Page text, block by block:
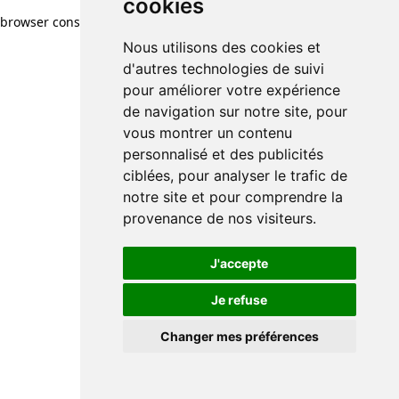
cookies
Nous utilisons des cookies et
d'autres technologies de suivi
pour améliorer votre expérience
de navigation sur notre site, pour
vous montrer un contenu
personnalisé et des publicités
ciblées, pour analyser le trafic de
notre site et pour comprendre la
provenance de nos visiteurs.
J'accepte
Je refuse
Changer mes préférences
browser console for more information)